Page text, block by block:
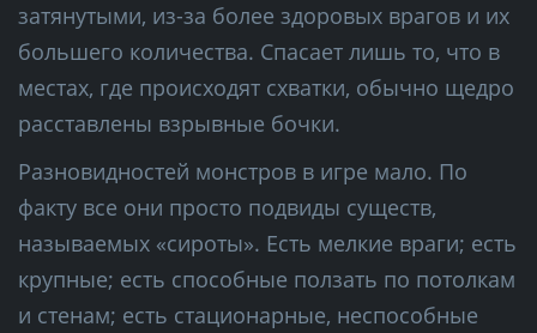
затянутыми, из-за более здоровых врагов и их
большего количества. Спасает лишь то, что в
местах, где происходят схватки, обычно щедро
расставлены взрывные бочки.
Разновидностей монстров в игре мало. По
факту все они просто подвиды существ,
называемых «сироты». Есть мелкие враги; есть
крупные; есть способные ползать по потолкам
и стенам; есть стационарные, неспособные